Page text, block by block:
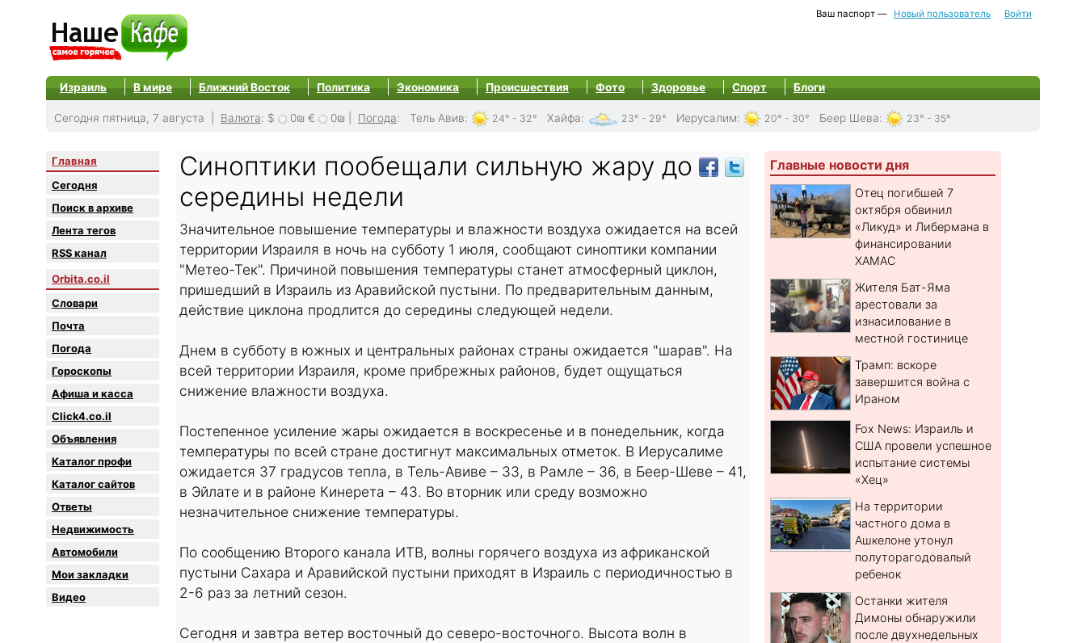
Ваш паспорт — Новый пользователь Войти
Израиль В мире Ближний Восток Политика Экономика Происшествия Фото Здоровье Спорт Блоги
Сегодня пятница, 7 августа | Валюта: $ 0₪ € 0₪ Погода: Тель Авив: 24° - 32° Хайфа: 23° - 29° Иерусалим: 20° - 30° Беер Шева: 23° - 35°
Главная
Сегодня
Поиск в архиве
Лента тегов
RSS канал
Orbita.co.il
Словари
Почта
Погода
Гороскопы
Афиша и касса
Click4.co.il
Объявления
Каталог профи
Каталог сайтов
Oтветы
Недвижимость
Автомобили
Мои закладки
Видео
Синоптики пообещали сильную жару до
середины недели
Значительное повышение температуры и влажности воздуха ожидается на всей
территории Израиля в ночь на субботу 1 июля, сообщают синоптики компании
"Метео-Тек". Причиной повышения температуры станет атмосферный циклон,
пришедший в Израиль из Аравийской пустыни. По предварительным данным,
действие циклона продлится до середины следующей недели.
Днем в субботу в южных и центральных районах страны ожидается "шарав". На
всей территории Израиля, кроме прибрежных районов, будет ощущаться
снижение влажности воздуха.
Постепенное усиление жары ожидается в воскресенье и в понедельник, когда
температуры по всей стране достигнут максимальных отметок. В Иерусалиме
ожидается 37 градусов тепла, в Тель-Авиве – 33, в Рамле – 36, в Беер-Шеве – 41,
в Эйлате и в районе Кинерета – 43. Во вторник или среду возможно
незначительное снижение температуры.
По сообщению Второго канала ИТВ, волны горячего воздуха из африканской
пустыни Сахара и Аравийской пустыни приходят в Израиль с периодичностью в
2-6 раз за летний сезон.
Сегодня и завтра ветер восточный до северо-восточного. Высота волн в
Главные новости дня
Отец погибшей 7
октября обвинил
«Ликуд» и Либермана в
финансировании
ХАМАС
Жителя Бат-Яма
арестовали за
изнасилование в
местной гостинице
Трамп: вскоре
завершится война с
Ираном
Fox News: Израиль и
США провели успешное
испытание системы
«Хец»
На территории
частного дома в
Ашкелоне утонул
полуторагодовалый
ребенок
Останки жителя
Димоны обнаружили
после двухнедельных